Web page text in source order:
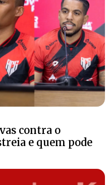
contra o
e quem pode